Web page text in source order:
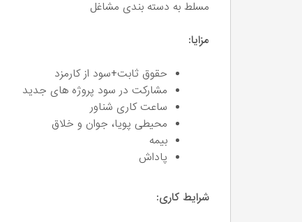
مسلط به دسته بندی مشاغل
مزایا:
حقوق ثابت+سود از کارمزد
مشارکت در سود پروژه های جدید
ساعت کاری شناور
محیطی پویا، جوان و خلاق
بیمه
پاداش
شرایط کاری: